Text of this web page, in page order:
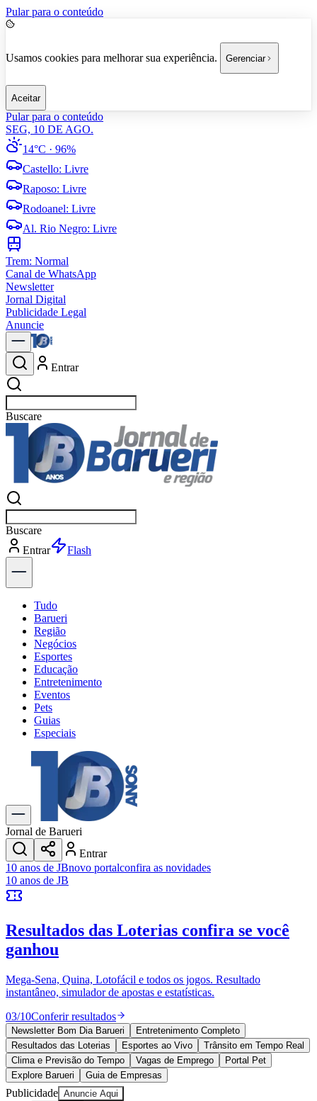
Pular para o conteúdo
Usamos cookies para melhorar sua experiência. Gerenciar
Aceitar
Pular para o conteúdo
SEG, 10 DE AGO.
14°C · 96%
Castello: Livre
Raposo: Livre
Rodoanel: Livre
Al. Rio Negro: Livre
Trem: Normal
Canal de WhatsApp
Newsletter
Jornal Digital
Publicidade Legal
Anuncie
Entrar
Buscarpolítica
Buscarpolítica
Entrar
Explorar
Tudo
Barueri
Região
Negócios
Esportes
Educação
Entretenimento
Eventos
Pets
Guias
Especiais
Explore Tudo
Últimas Notícias
Previsão do Tempo
Trânsito e Rotas
Dia a Dia & Lazer
Transportes
Gastronomia
Cinema & Shows
JogosNovo
Anuncie no Portal
Cadastrar Empresa
Divulgar Vagas
Política
Esportes
Saúde
Segurança
Cultura
Meio Ambiente
Obras
Educação
Jornal de Barueri
Entrar
10 anos de JBnovo portalconfira as novidades
10 anos de JB
Resultados das Loterias confira se você
ganhou
Mega-Sena, Quina, Lotofácil e todos os jogos. Resultado
instantâneo, simulador de apostas e estatísticas.
03/10Conferir resultados
Newsletter Bom Dia Barueri
Entretenimento Completo
Resultados das Loterias
Esportes ao Vivo
Trânsito em Tempo Real
Clima e Previsão do Tempo
Vagas de Emprego
Portal Pet
Explore Barueri
Guia de Empresas
Publicidade Anuncie Aqui